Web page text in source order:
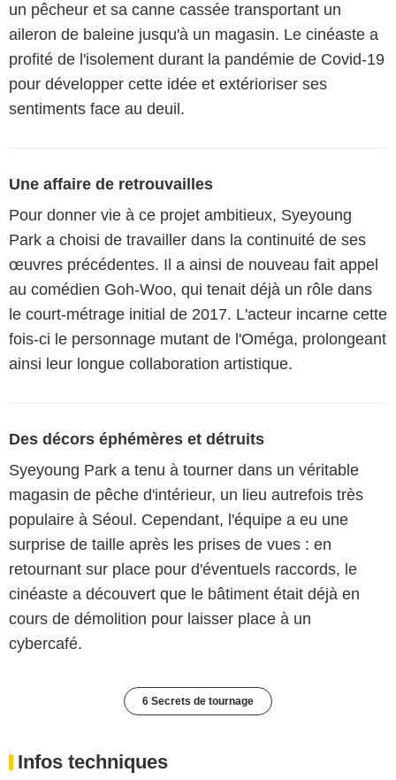
un pêcheur et sa canne cassée transportant un
aileron de baleine jusqu'à un magasin. Le cinéaste a
profité de l'isolement durant la pandémie de Covid-19
pour développer cette idée et extérioriser ses
sentiments face au deuil.
Une affaire de retrouvailles
Pour donner vie à ce projet ambitieux, Syeyoung
Park a choisi de travailler dans la continuité de ses
œuvres précédentes. Il a ainsi de nouveau fait appel
au comédien Goh-Woo, qui tenait déjà un rôle dans
le court-métrage initial de 2017. L'acteur incarne cette
fois-ci le personnage mutant de l'Oméga, prolongeant
ainsi leur longue collaboration artistique.
Des décors éphémères et détruits
Syeyoung Park a tenu à tourner dans un véritable
magasin de pêche d'intérieur, un lieu autrefois très
populaire à Séoul. Cependant, l'équipe a eu une
surprise de taille après les prises de vues : en
retournant sur place pour d'éventuels raccords, le
cinéaste a découvert que le bâtiment était déjà en
cours de démolition pour laisser place à un
cybercafé.
6 Secrets de tournage
Infos techniques